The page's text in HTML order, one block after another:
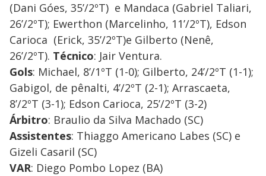
(Dani Góes, 35’/2ºT) e Mandaca (Gabriel Taliari,
26’/2ºT); Ewerthon (Marcelinho, 11’/2ºT), Edson
Carioca (Erick, 35’/2ºT)e Gilberto (Nenê,
26’/2ºT). Técnico: Jair Ventura.
Gols: Michael, 8’/1ºT (1-0); Gilberto, 24’/2ºT (1-1);
Gabigol, de pênalti, 4’/2ºT (2-1); Arrascaeta,
8’/2ºT (3-1); Edson Carioca, 25’/2ºT (3-2)
Árbitro: Braulio da Silva Machado (SC)
Assistentes: Thiaggo Americano Labes (SC) e
Gizeli Casaril (SC)
VAR: Diego Pombo Lopez (BA)